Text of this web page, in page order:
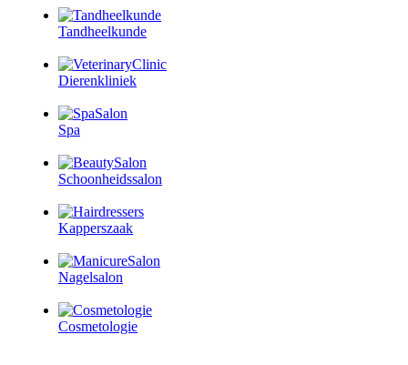
Tandheelkunde
Dierenkliniek
Spa
Schoonheidssalon
Kapperszaak
Nagelsalon
Cosmetologie